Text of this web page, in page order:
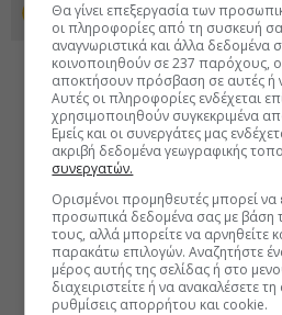
Προσθέστε το euro2day.gr
Θα γίνει επεξεργασία των
οι πληροφορίες από τη συσκευή
αναγνωριστικά και άλλα δεδομένα
κοινοποιηθούν σε 237 παρόχους,
αποκτήσουν πρόσβαση σε αυτές ή
Αυτές οι πληροφορίες ενδέχεται
χρησιμοποιηθούν συγκεκριμένα
Εμείς και οι συνεργάτες μας
ακριβή δεδομένα γεωγραφικής
συνεργατών.
Ορισμένοι προμηθευτές μπορεί να
προσωπικά δεδομένα σας με βάση
τους, αλλά μπορείτε να αρνηθείτε
παρακάτω επιλογών. Αναζητήστε
μέρος αυτής της σελίδας ή στο
διαχειριστείτε ή να ανακαλέσετε
ρυθμίσεις απορρήτου και cookie.